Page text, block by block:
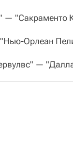
— "Сакраменто
Орлеан
—